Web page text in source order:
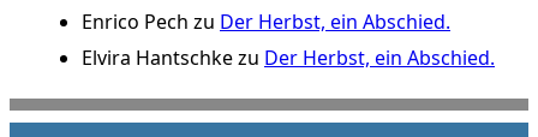
Enrico Pech zu Der Herbst, ein Abschied.
Elvira Hantschkezu Der Herbst, ein Abschied.